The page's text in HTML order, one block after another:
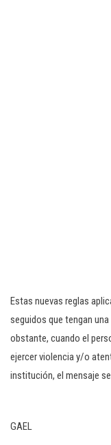
Estas nuevas reglas
seguidos que tengan
obstante, cuando el
ejercer violencia y/o
institución, el mensaje
GAEL